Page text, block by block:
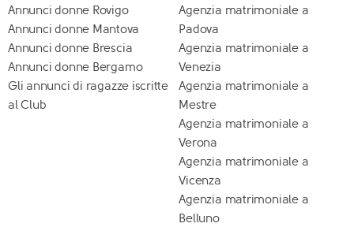
Annunci donne Rovigo
Annunci donne Mantova
Annunci donne Brescia
Annunci donne Bergamo
Gli annunci di ragazze iscritte
al Club
Agenzia matrimoniale a
Padova
Agenzia matrimoniale a
Venezia
Agenzia matrimoniale a
Mestre
Agenzia matrimoniale a
Verona
Agenzia matrimoniale a
Vicenza
Agenzia matrimoniale a
Belluno